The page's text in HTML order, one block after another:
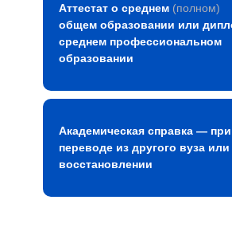
Аттестат о среднем (полном)
общем образовании или
среднем профессиональном
образовании
Академическая справка — при
переводе из другого вуза
восстановлении